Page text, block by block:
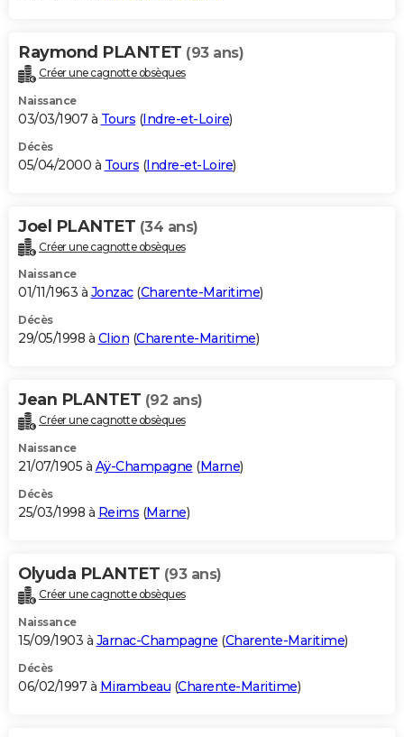
Raymond PLANTET (93 ans)
Créer une cagnotte obsèques
Naissance
03/03/1907 à Tours (Indre-et-Loire)
Décès
05/04/2000 à Tours (Indre-et-Loire)
Joel PLANTET (34 ans)
Créer une cagnotte obsèques
Naissance
01/11/1963 à Jonzac(Charente-Maritime)
Décès
29/05/1998 à Clion (Charente-Maritime)
Jean PLANTET (92 ans)
Créer une cagnotte obsèques
Naissance
21/07/1905 à Aÿ-Champagne (Marne)
Décès
25/03/1998 à Reims (Marne)
Olyuda PLANTET (93 ans)
Créer une cagnotte obsèques
Naissance
15/09/1903 à Jarnac-Champagne (Charente-Maritime)
Décès
06/02/1997 à Mirambeau (Charente-Maritime)